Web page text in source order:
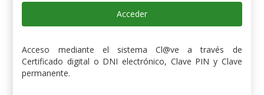
Acceder
Acceso mediante el sistema Cl@ve a través de
Certificado digital o DNI electrónico, Clave PIN y Clave
permanente.